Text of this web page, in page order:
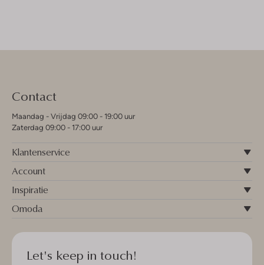
Contact
Maandag - Vrijdag 09:00 - 19:00 uur
Zaterdag 09:00 - 17:00 uur
Klantenservice
Account
Inspiratie
Omoda
Let's keep in touch!